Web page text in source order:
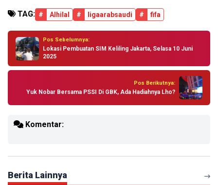
TAG: # Alhilal # ligaarabsaudi # fifa
Pos Sebelumnya:
Lokasi Pembuatan SIM Keliling Jakarta, Selasa 10 Juni
2025
Pos Berikutnya:
Yuk Nobar Bersama PSSI Di GBK, Ada Hadiahnya Lho?
Komentar:
Berita Lainnya